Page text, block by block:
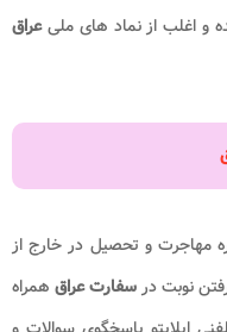
و اغلب از نماد های ملیعراق
مهاجرت و تحصیل در خارج از
نوبت درسفارت عراق همراه